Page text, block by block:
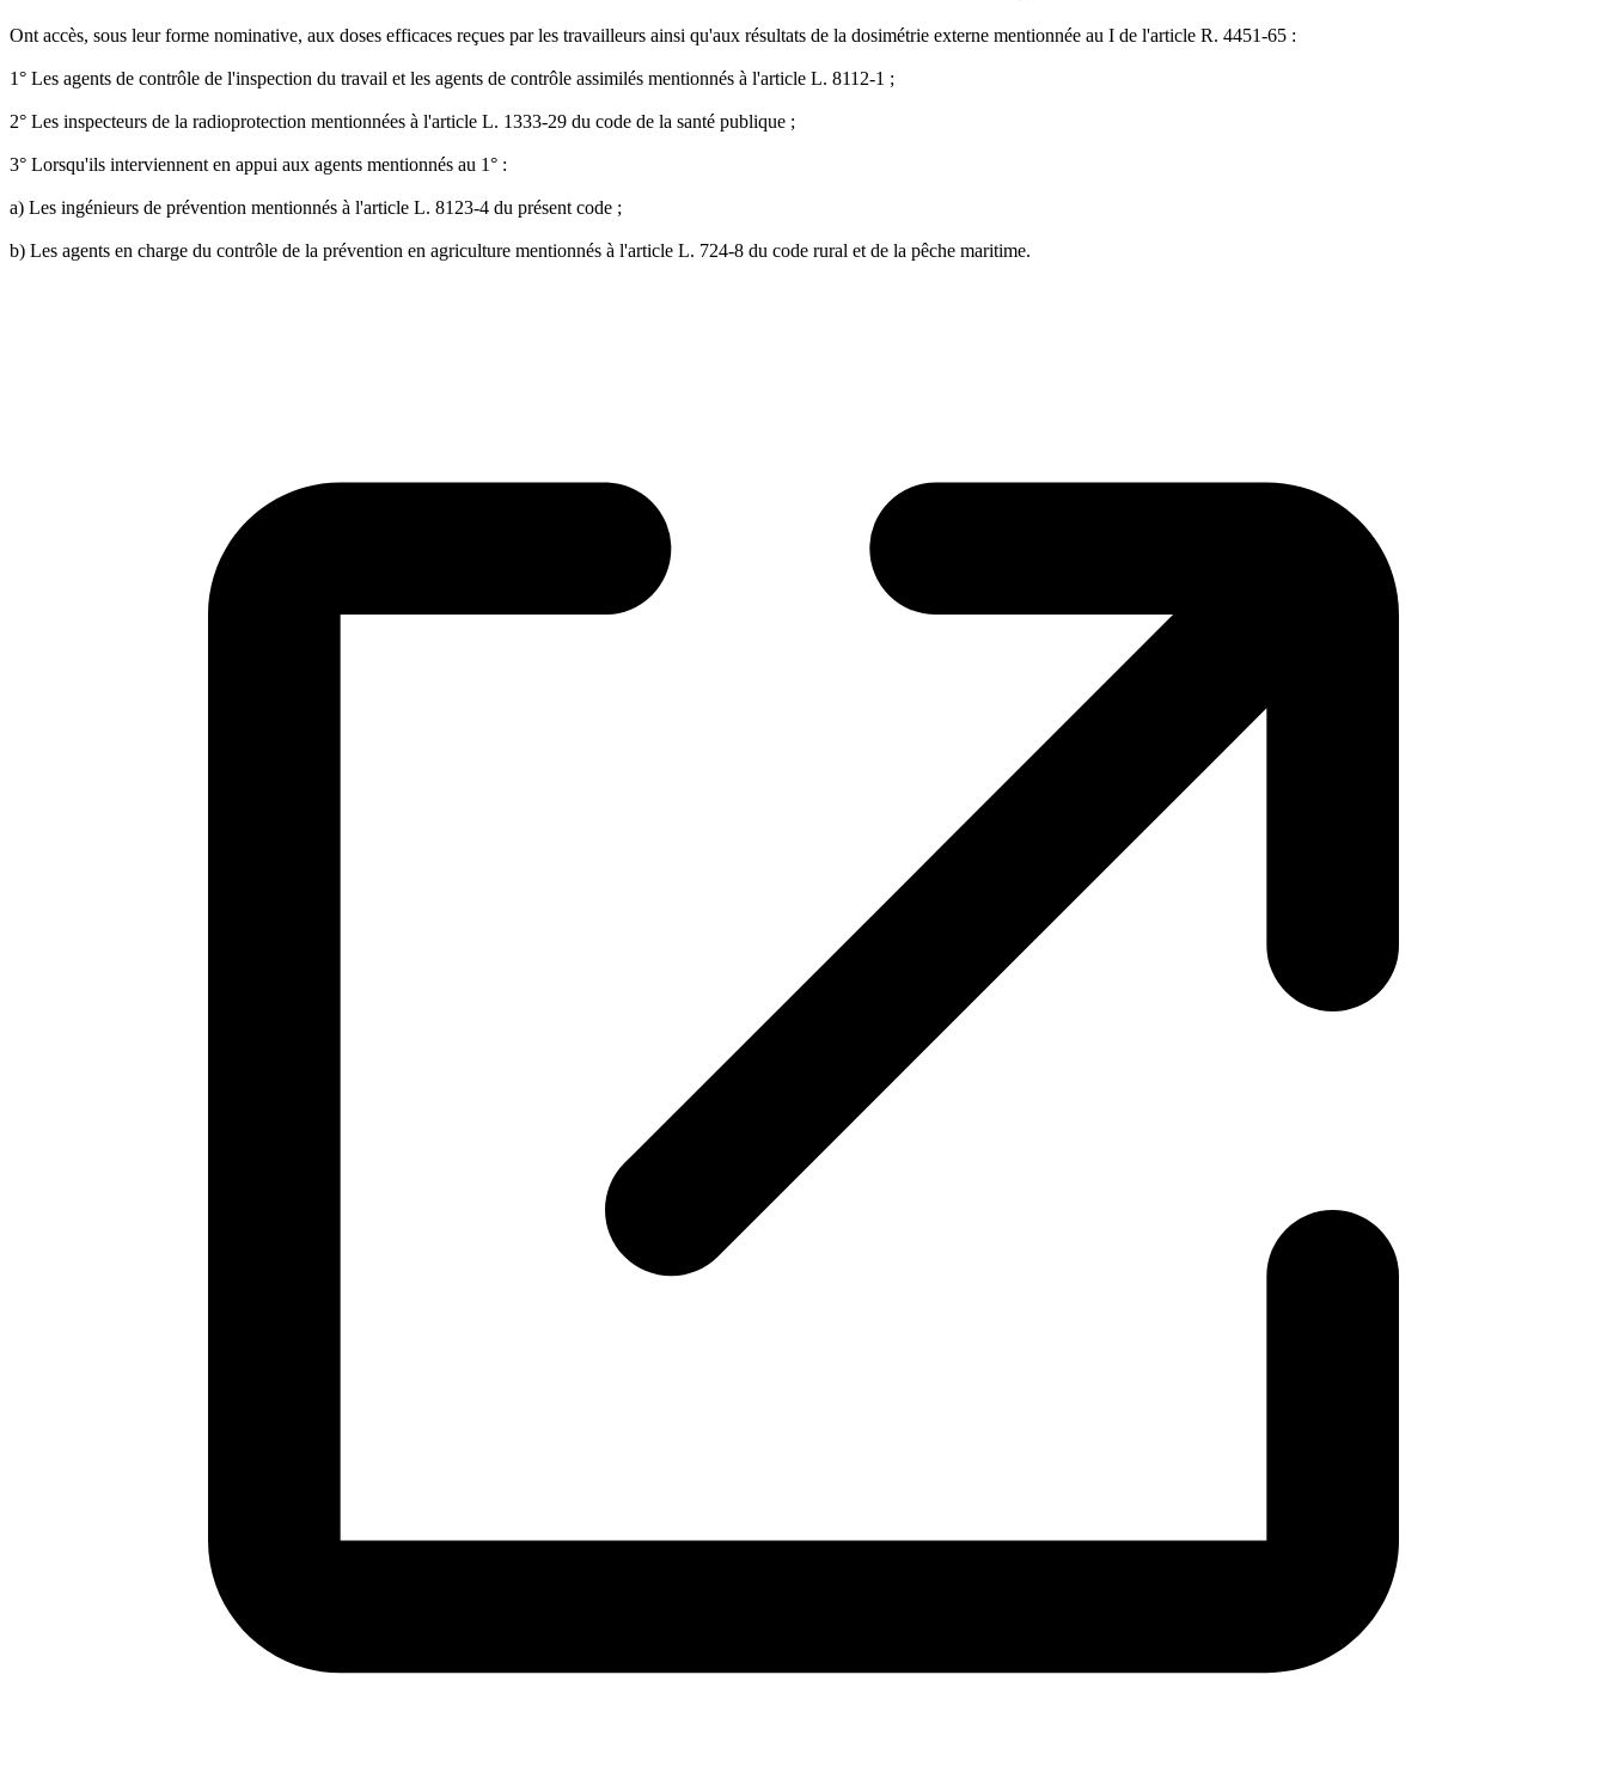
Ont accès, sous leur forme nominative, aux doses efficaces reçues par les travailleurs ainsi qu'aux résultats de la dosimétrie externe mentionnée au I de l'article R. 4451-65 :
1° Les agents de contrôle de l'inspection du travail et les agents de contrôle assimilés mentionnés à l'article L. 8112-1 ;
2° Les inspecteurs de la radioprotection mentionnées à l'article L. 1333-29 du code de la santé publique ;
3° Lorsqu'ils interviennent en appui aux agents mentionnés au 1° :
a) Les ingénieurs de prévention mentionnés à l'article L. 8123-4 du présent code ;
b) Les agents en charge du contrôle de la prévention en agriculture mentionnés à l'article L. 724-8 du code rural et de la pêche maritime.